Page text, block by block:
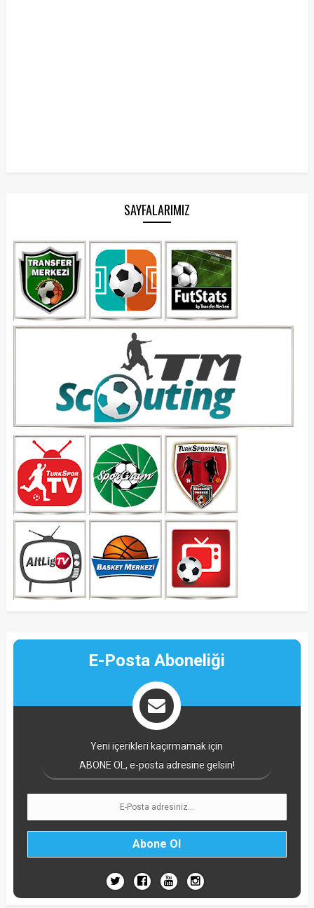
SAYFALARIMIZ
E-Posta Aboneliği
Yeni içerikleri kaçırmamak için
ABONE OL, e-posta adresine gelsin!